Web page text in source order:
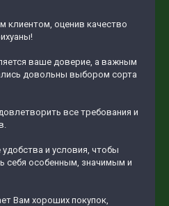
клиентом, оценив качество
ваше доверие, а важным
довольны выбором сорта
все требования и
и условия, чтобы
себя особенным, значимым и
Вам хороших покупок,